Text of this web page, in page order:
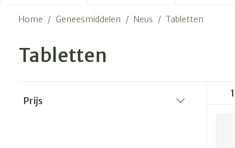
Home / Geneesmiddelen / Neus / Tabletten
Tabletten
Prijs